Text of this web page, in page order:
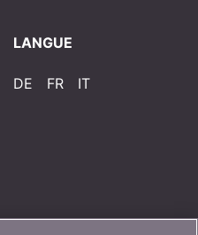
LANGUE
DE FR IT